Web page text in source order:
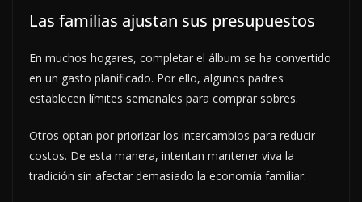
Las familias ajustan sus presupuestos
En muchos hogares, completar el álbum se ha convertido
en un gasto planificado. Por ello, algunos padres
establecen límites semanales para comprar sobres.
Otros optan por priorizar los intercambios para reducir
costos. De esta manera, intentan mantener viva la
tradición sin afectar demasiado la economía familiar.